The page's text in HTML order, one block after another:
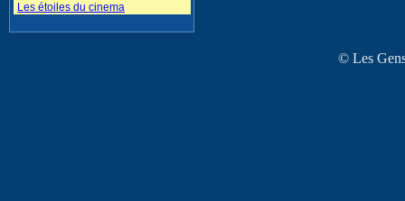
Les étoiles du cinema
© Les